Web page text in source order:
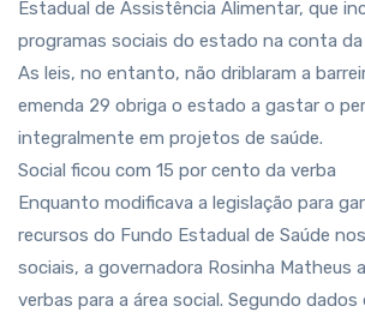
Estadual de Assistência Alimentar, que
programas sociais do estado na conta da
As leis, no entanto, não driblaram a
emenda 29 obriga o estado a gastar o
integralmente em projetos de saúde.
Social ficou com 15 por cento da verba
Enquanto modificava a legislação para
recursos do Fundo Estadual de Saúde
sociais, a governadora Rosinha Matheus
verbas para a área social. Segundo dados